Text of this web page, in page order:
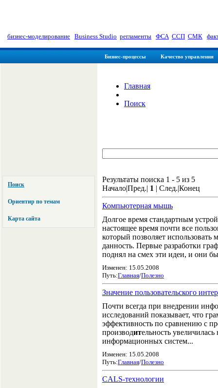
бизнес-моделирование Business Studio регламенты ФСА| ССП СМК
Бизнес-процессы Качество управления
Поиск
Ориентир по темам
Карта сайта
Главная
Поиск
Результаты поиска 1 - 5 из 5
Начало|Пред.| 1 | След.|Конец
Компьютерная мышь
Долгое время стандартным
настоящее время почти все
который позволяет
данность. Первые разработки
поднял на смех эти идеи, и они
Изменен: 15.05.2008
Путь:Главная/Полезно
Значение пользовательского
Почти всегда при внедрении
исследований показывает, что
эффективность по сравнению с
производительность
информационных систем...
Изменен: 15.05.2008
Путь:Главная/Полезно
CALS-технологии